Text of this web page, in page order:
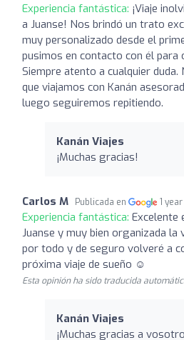
Experiencia fantástica: ¡Viaje
a Juanse! Nos brindó un trato
muy personalizado desde el
pusimos en contacto con él para
Siempre atento a cualquier
que viajamos con Kanán
luego seguiremos repitiendo.
Kanán Viajes
¡Muchas gracias!
Carlos M Publicada en 1
Experiencia fantástica: Excelente
Juanse y muy bien organizada la
por todo y de seguro volveré a
próxima viaje de sueño ☺️
Esta opinión ha sido traducida
Kanán Viajes
¡Muchas gracias a